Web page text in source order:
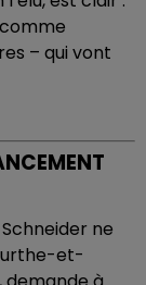
– qui vont
ne
et-